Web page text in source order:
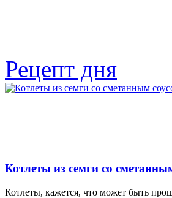
Рецепт дня
Котлеты из семги со
Котлеты, кажется, что может быть